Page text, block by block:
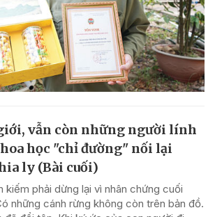
vẫn còn những người lính
học "chỉ đường" nối lại
ly (Bài cuối)
kiếm phải dừng lại vì nhân chứng cuối
những cánh rừng không còn trên bản đồ.